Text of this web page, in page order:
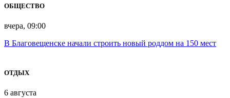
ОБЩЕСТВО
вчера, 09:00
В Благовещенске начали строить новый роддом на 150 мест
ОТДЫХ
6 августа